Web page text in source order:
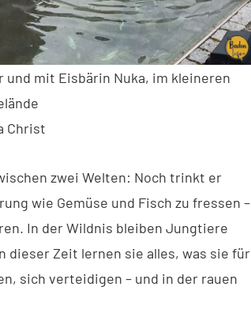
mit Eisbärin Nuka, im kleineren
Christ
zwei Welten: Noch trinkt er
wie Gemüse und Fisch zu fressen –
In der Wildnis bleiben Jungtiere
dieser Zeit lernen sie alles, was sie für
sich verteidigen – und in der rauen